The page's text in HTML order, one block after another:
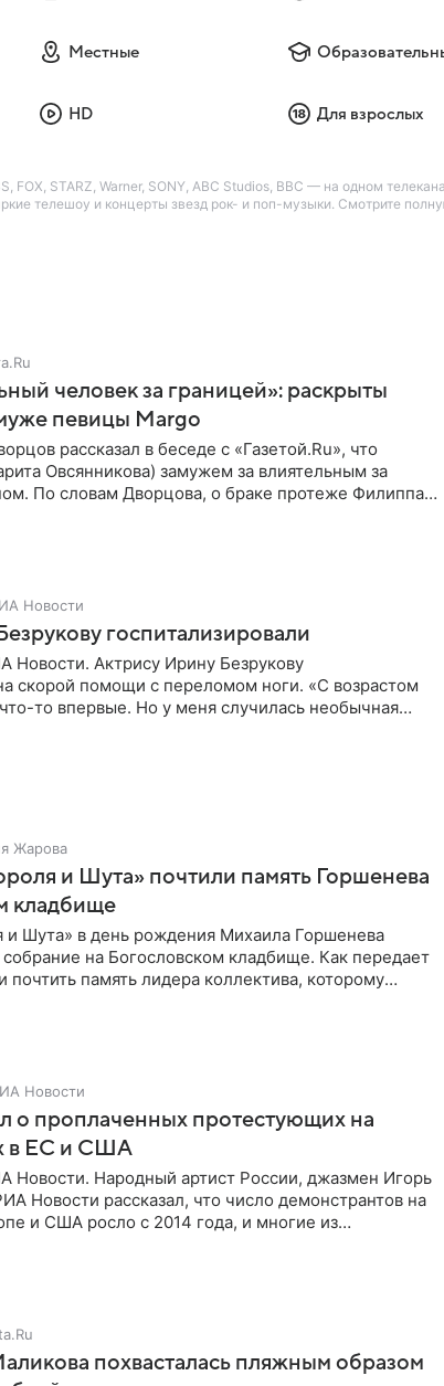
Местные
HD Для взрослых
STARZ, Warner, SONY, ABC Studios, BBC — на одном
телешоу и концерты звезд рок- и поп-музыки. Смотрите
человек за границей»: раскрыты
певицы Margo
рассказал в беседе с «Газетой.Ru», что
Овсянникова) замужем за влиятельным за
По словам Дворцова, о браке протеже Филиппа
Новости
госпитализировали
Актрису Ирину Безрукову
скорой помощи с переломом ноги. «С возрастом
то впервые. Но у меня случилась необычная
Жарова
и Шута» почтили память Горшенева
кладбище
и Шута» в день рождения Михаила Горшенева
на Богословском кладбище. Как передает
память лидера коллектива, которому
Новости
о проплаченных протестующих на
в ЕС и США
Народный артист России, джазмен Игорь
Новости рассказал, что число демонстрантов на
и США росло с 2014 года, и многие из
похвасталась пляжным образом